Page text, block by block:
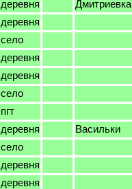
деревня Дмитриевка
деревня
село
деревня
деревня
село
пгт
деревня Васильки
село
деревня
деревня